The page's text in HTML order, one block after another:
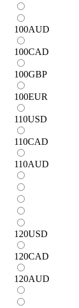
100AUD
100CAD
100GBP
100EUR
110USD
110CAD
110AUD
120USD
120CAD
120AUD